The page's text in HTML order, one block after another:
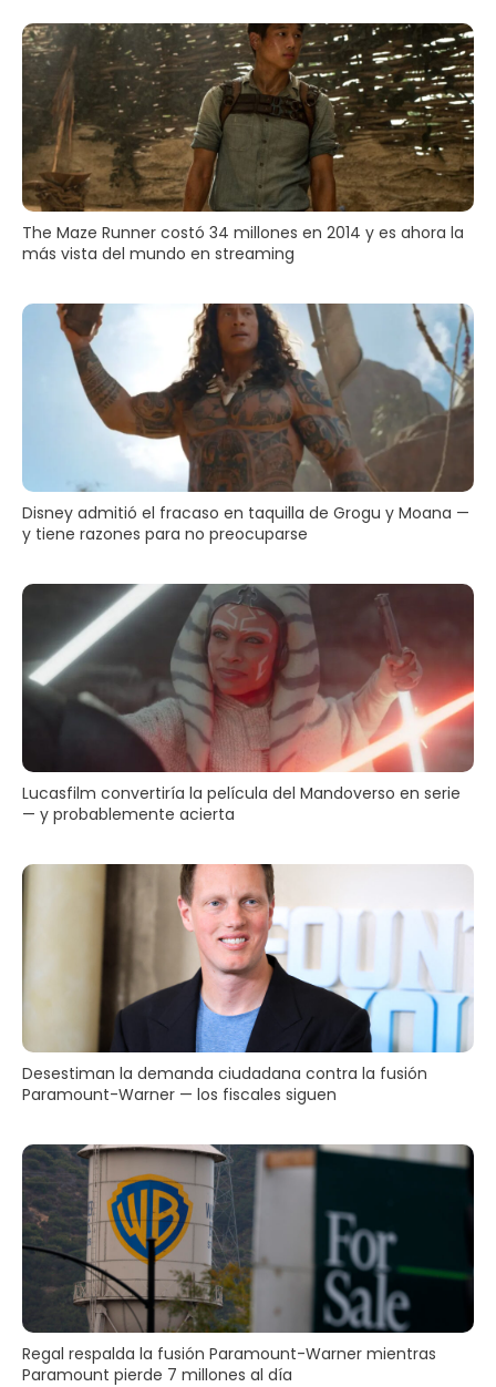
The Maze Runner costó 34 millones en 2014 y es ahora la
más vista del mundo en streaming
Disney admitió el fracaso en taquilla de Grogu y Moana —
y tiene razones para no preocuparse
Lucasfilm convertiría la película del Mandoverso en serie
— y probablemente acierta
Desestiman la demanda ciudadana contra la fusión
Paramount-Warner — los fiscales siguen
Regal respalda la fusión Paramount-Warner mientras
Paramount pierde 7 millones al día